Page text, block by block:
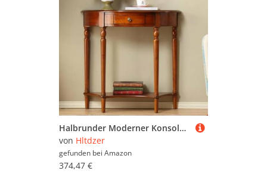
Halbrunder Moderner Konsolentisch Sofatisch Flurtisch aus Holz mit Schublade für Kleinen Raum Birkenholz-Konsolentisch Verandatisch for Eingang, Flur(Cherry,60cm/23.6in)
von Hltdzer
gefunden bei Amazon
374,47 €